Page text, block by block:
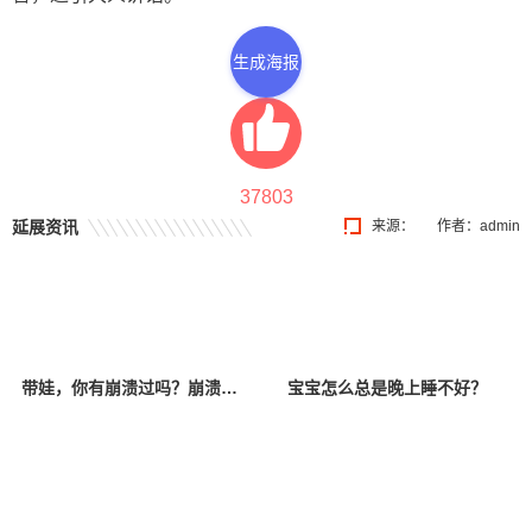
生成海报
37803
来源： 作者：admin
延展资讯
带娃，你有崩溃过吗？崩溃以后该怎么办？ 宝宝怎么总是晚上睡不好？